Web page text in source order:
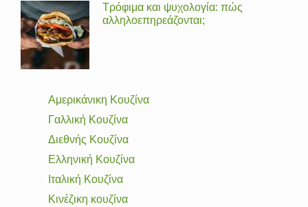
Τρόφιμα και ψυχολογία: πώς
αλληλοεπηρεάζονται;
Αμερικάνικη Κουζίνα
Γαλλική Κουζίνα
Διεθνής Κουζίνα
Ελληνική Κουζίνα
Ιταλική Κουζίνα
Κινέζικη κουζίνα